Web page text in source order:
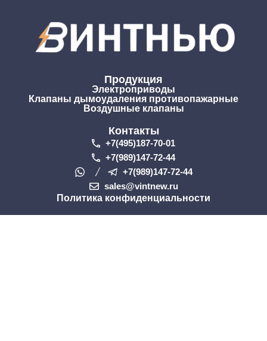
Продукция
Электроприводы
Клапаны дымоудаления противопажарные
Воздушные клапаны
Контакты
+7(495)187-70-01
+7(989)147-72-44
+7(989)147-72-44
sales@vintnew.ru
Политика конфиденциальности